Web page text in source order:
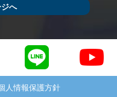
へ
人情報保護方針